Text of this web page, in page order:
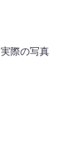
実際の写真